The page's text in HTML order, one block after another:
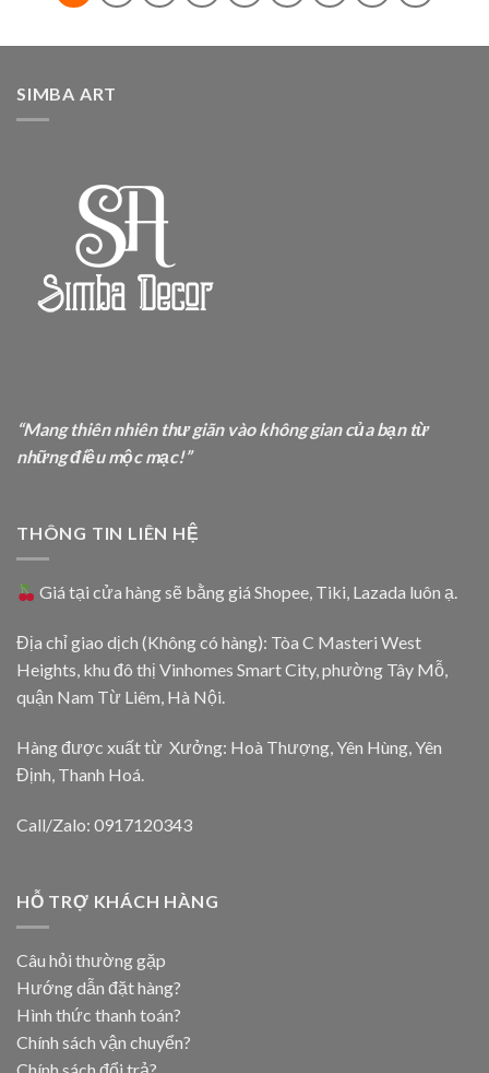
SIMBA ART
“Mang thiên nhiên thư giãn vào không gian của bạn từ
những điều mộc mạc!”
THÔNG TIN LIÊN HỆ
Giá tại cửa hàng sẽ bằng giáShopee, Tiki, Lazada luôn ạ.
Địa chỉ giao dịch (Không có hàng): Tòa C Masteri West
Heights, khu đô thị Vinhomes Smart City, phường Tây Mỗ,
quận Nam Từ Liêm, Hà Nội.
Hàng được xuất từ Xưởng: Hoà Thượng, Yên Hùng, Yên
Định, Thanh Hoá.
Call/Zalo: 0917120343
HỖ TRỢ KHÁCH HÀNG
Câu hỏi thường gặp
Hướng dẫn đặt hàng?
Hình thức thanh toán?
Chính sách vận chuyển?